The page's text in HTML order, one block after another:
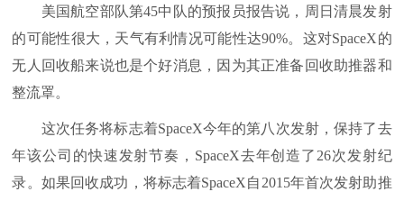
美国航空部队第45中队的预报员报告说，周日清晨发射
的可能性很大，天气有利情况可能性达90%。这对SpaceX的
无人回收船来说也是个好消息，因为其正准备回收助推器和
整流罩。
这次任务将标志着SpaceX今年的第八次发射，保持了去
年该公司的快速发射节奏，SpaceX去年创造了26次发射纪
录。如果回收成功，将标志着SpaceX自2015年首次发射助推